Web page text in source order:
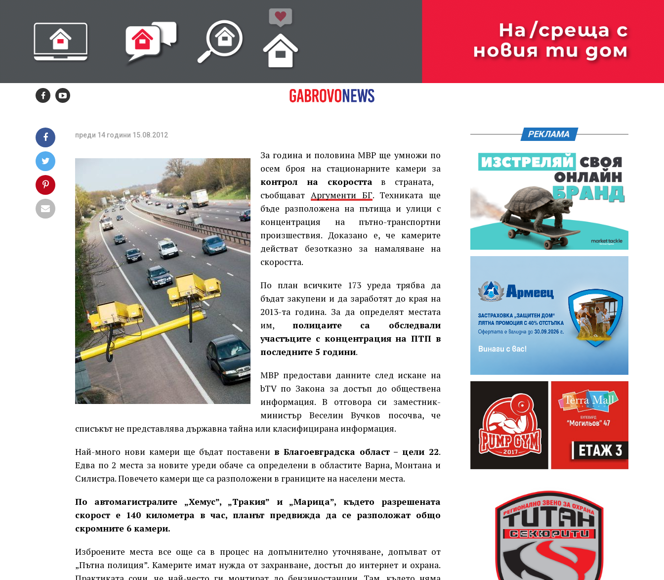
ще дебнат по
пътищата
Уредите трябва да бъдат монтирани до края на 2013
г.
преди 14 години 15.08.2012
За година и половина МВР ще умножи по
осем броя на стационарните камери за
контрол на скоросттав страната,
съобщават Аргументи БГ. Техниката ще
бъде разположена на пътища и улици с
концентрация на пътно-транспортни
произшествия. Доказано е, че камерите
действат безотказно за намаляване на
скоростта.
По план всичките 173 уреда трябва да
бъдат закупени и да заработят до края на
2013-та година. За да определят местата
им, полицаите са обследвали
участъците с концентрация на ПТП в
последните 5 години.
МВР предостави данните след искане на
bTV по Закона за достъп до обществена
информация. В отговора си заместник-
министър Веселин Вучков посочва, че
списъкът не представлява държавна тайна или класифицирана информация.
Най-много нови камери ще бъдат поставени в Благоевградска област – цели 22.
Едва по 2 места за новите уреди обаче са определени в областите Варна, Монтана и
Силистра. Повечето камери ще са разположени в границите на населени места.
По автомагистралите „Хемус”, „Тракия” и „Марица”, където разрешената
скорост е 140 километра в час, планът предвижда да се разположат общо
скромните 6 камери.
Изброените места все още са в процес на допълнително уточняване, допълват от
„Пътна полиция”. Камерите имат нужда от захранване, достъп до интернет и охрана.
РЕКЛАМА